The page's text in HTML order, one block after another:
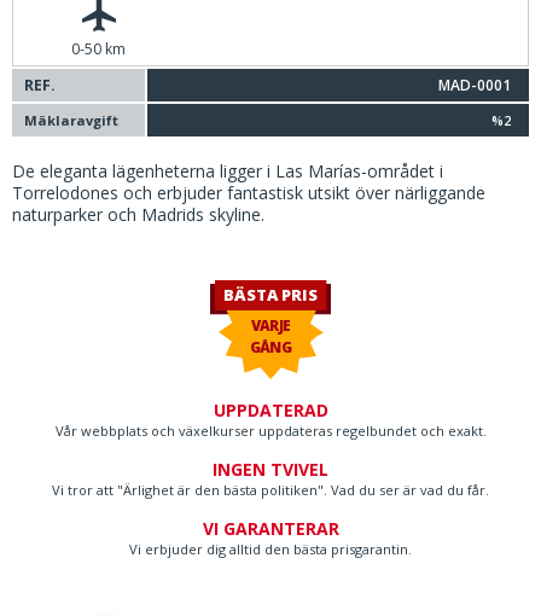
0-50 km
REF.
MAD-0001
Mäklaravgift %2
De eleganta lägenheterna ligger i Las Marías-området i
Torrelodones och erbjuder fantastisk utsikt över närliggande
naturparker och Madrids skyline.
BÄSTA PRIS
VARJE
GÅNG
UPPDATERAD
Vår webbplats och växelkurser uppdateras regelbundet och exakt.
INGEN TVIVEL
Vi tror att "Ärlighet är den bästa politiken". Vad du ser är vad du får.
VI GARANTERAR
Vi erbjuder dig alltid den bästa prisgarantin.